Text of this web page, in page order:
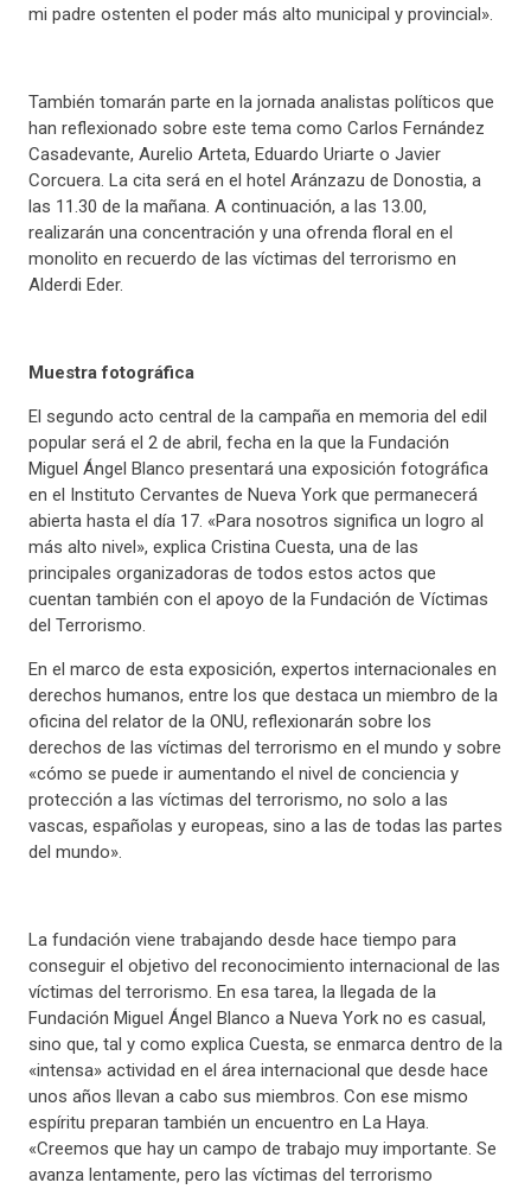
mi padre ostenten el poder más alto municipal y provincial».
También tomarán parte en la jornada analistas políticos que
han reflexionado sobre este tema como Carlos Fernández
Casadevante, Aurelio Arteta, Eduardo Uriarte o Javier
Corcuera. La cita será en el hotel Aránzazu de Donostia, a
las 11.30 de la mañana. A continuación, a las 13.00,
realizarán una concentración y una ofrenda floral en el
monolito en recuerdo de las víctimas del terrorismo en
Alderdi Eder.
Muestra fotográfica
El segundo acto central de la campaña en memoria del edil
popular será el 2 de abril, fecha en la que la Fundación
Miguel Ángel Blanco presentará una exposición fotográfica
en el Instituto Cervantes de Nueva York que permanecerá
abierta hasta el día 17. «Para nosotros significa un logro al
más alto nivel», explica Cristina Cuesta, una de las
principales organizadoras de todos estos actos que
cuentan también con el apoyo de la Fundación de Víctimas
del Terrorismo.
En el marco de esta exposición, expertos internacionales en
derechos humanos, entre los que destaca un miembro de la
oficina del relator de la ONU, reflexionarán sobre los
derechos de las víctimas del terrorismo en el mundo y sobre
«cómo se puede ir aumentando el nivel de conciencia y
protección a las víctimas del terrorismo, no solo a las
vascas, españolas y europeas, sino a las de todas las partes
del mundo».
La fundación viene trabajando desde hace tiempo para
conseguir el objetivo del reconocimiento internacional de las
víctimas del terrorismo. En esa tarea, la llegada de la
Fundación Miguel Ángel Blanco a Nueva York no es casual,
sino que, tal y como explica Cuesta, se enmarca dentro de la
«intensa» actividad en el área internacional que desde hace
unos años llevan a cabo sus miembros. Con ese mismo
espíritu preparan también un encuentro en La Haya.
«Creemos que hay un campo de trabajo muy importante. Se
avanza lentamente, pero las víctimas del terrorismo